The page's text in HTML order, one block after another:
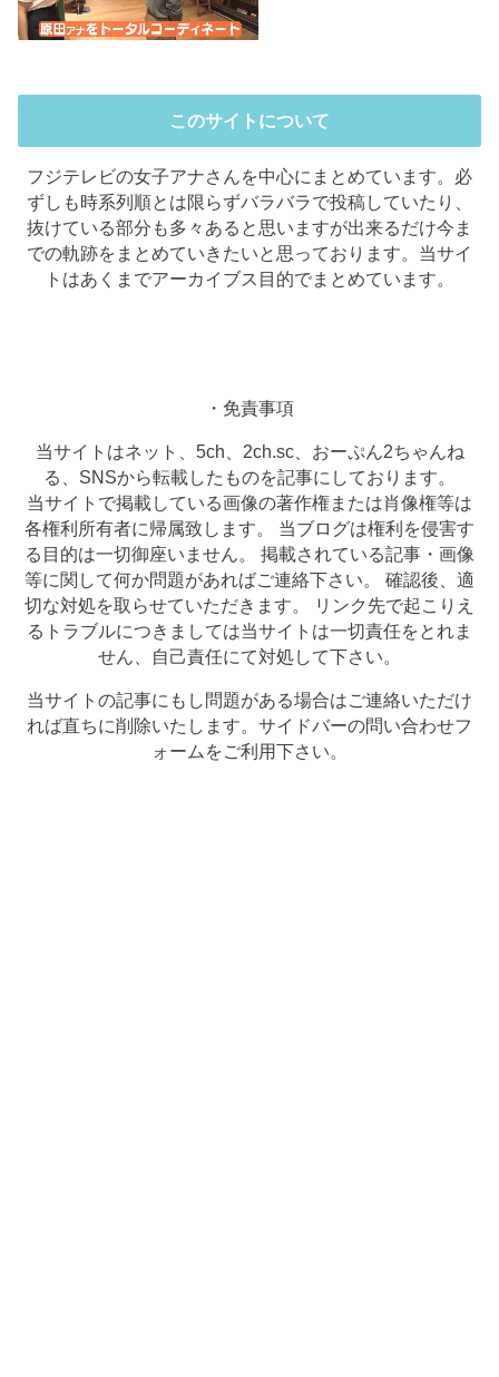
このサイトについて
フジテレビの女子アナさんを中心にまとめています。必
ずしも時系列順とは限らずバラバラで投稿していたり、
抜けている部分も多々あると思いますが出来るだけ今ま
での軌跡をまとめていきたいと思っております。当サイ
トはあくまでアーカイブス目的でまとめています。
・免責事項
当サイトはネット、5ch、2ch.sc、おーぷん2ちゃんね
る、SNSから転載したものを記事にしております。
当サイトで掲載している画像の著作権または肖像権等は
各権利所有者に帰属致します。 当ブログは権利を侵害す
る目的は一切御座いません。 掲載されている記事・画像
等に関して何か問題があればご連絡下さい。 確認後、適
切な対処を取らせていただきます。 リンク先で起こりえ
るトラブルにつきましては当サイトは一切責任をとれま
せん、自己責任にて対処して下さい。
当サイトの記事にもし問題がある場合はご連絡いただけ
れば直ちに削除いたします。サイドバーの問い合わせフ
ォームをご利用下さい。